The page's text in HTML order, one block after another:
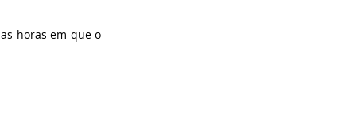
horas em que o